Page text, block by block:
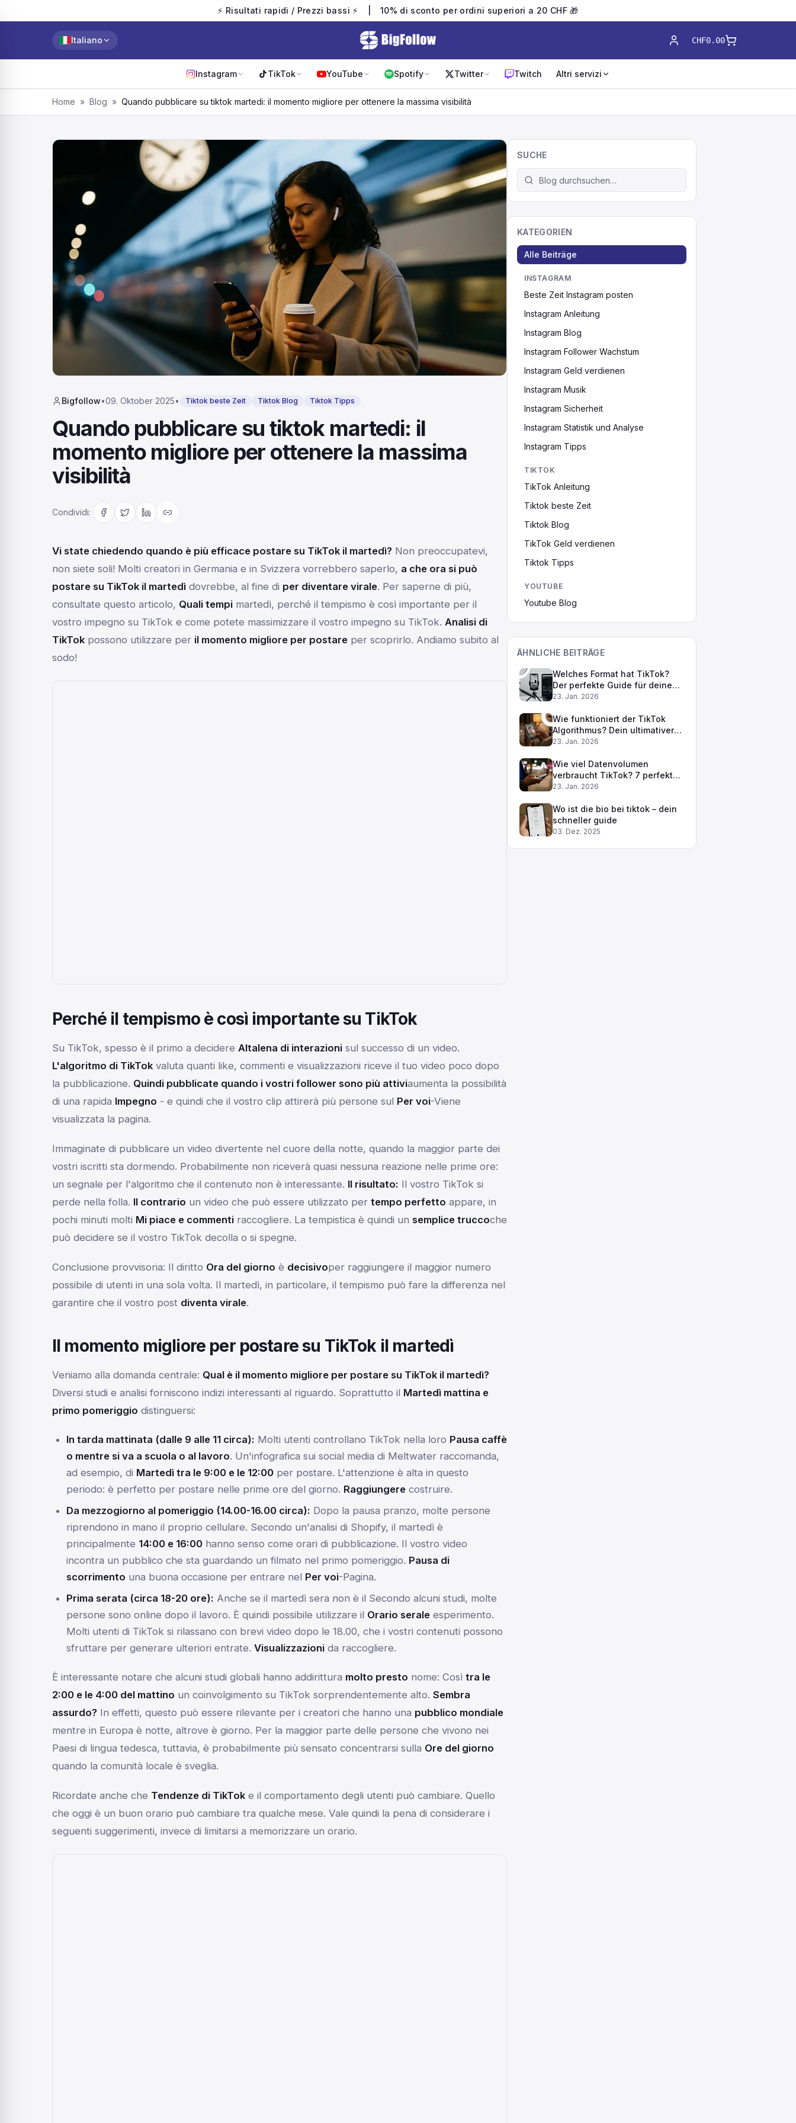
⚡ Risultati rapidi / Prezzi bassi ⚡ 10% di sconto per ordini superiori a 20 CHF 🎁
Italiano CHF0.00
Instagram TikTok YouTube Spotify Twitter Twitch Altri servizi
Home » Blog » Quando pubblicare su tiktok martedi: il momento migliore per ottenere la massima visibilità
Bigfollow•09. Oktober 2025• Tiktok beste Zeit Tiktok Blog Tiktok Tipps
Quando pubblicare su tiktok martedi: il
momento migliore per ottenere la massima
visibilità
Condividi:
Vi state chiedendo quando è più efficace postare su TikTok il martedì? Non preoccupatevi,
non siete soli! Molti creatori in Germania e in Svizzera vorrebbero saperlo, a che ora si può
postare su TikTok il martedì dovrebbe, al fine di per diventare virale. Per saperne di più,
consultate questo articolo, Quali tempi martedì, perché il tempismo è così importante per il
vostro impegno su TikTok e come potete massimizzare il vostro impegno su TikTok. Analisi di
TikTok possono utilizzare per il momento migliore per postare per scoprirlo. Andiamo subito al
sodo!
Perché il tempismo è così importante su TikTok
Su TikTok, spesso è il primo a decidere Altalena di interazioni sul successo di un video.
L'algoritmo di TikTok valuta quanti like, commenti e visualizzazioni riceve il tuo video poco dopo
la pubblicazione. Quindi pubblicate quando i vostri follower sono più attiviaumenta la possibilità
di una rapida Impegno - e quindi che il vostro clip attirerà più persone sul Per voi-Viene
visualizzata la pagina.
Immaginate di pubblicare un video divertente nel cuore della notte, quando la maggior parte dei
vostri iscritti sta dormendo. Probabilmente non riceverà quasi nessuna reazione nelle prime ore:
un segnale per l'algoritmo che il contenuto non è interessante. Il risultato: Il vostro TikTok si
perde nella folla. Il contrario un video che può essere utilizzato per tempo perfetto appare, in
pochi minuti molti Mi piace e commenti raccogliere. La tempistica è quindi un semplice truccoche
può decidere se il vostro TikTok decolla o si spegne.
Conclusione provvisoria: Il diritto Ora del giorno è decisivoper raggiungere il maggior numero
possibile di utenti in una sola volta. Il martedì, in particolare, il tempismo può fare la differenza nel
garantire che il vostro post diventa virale.
Il momento migliore per postare su TikTok il martedì
Veniamo alla domanda centrale: Qual è il momento migliore per postare su TikTok il martedì?
Diversi studi e analisi forniscono indizi interessanti al riguardo. Soprattutto il Martedì mattina e
primo pomeriggio distinguersi:
In tarda mattinata (dalle 9 alle 11 circa): Molti utenti controllano TikTok nella loro Pausa caffè
o mentre si va a scuola o al lavoro. Un'infografica sui social media di Meltwater raccomanda,
ad esempio, di Martedì tra le 9:00 e le 12:00 per postare. L'attenzione è alta in questo
periodo: è perfetto per postare nelle prime ore del giorno. Raggiungere costruire.
Da mezzogiorno al pomeriggio (14.00-16.00 circa): Dopo la pausa pranzo, molte persone
riprendono in mano il proprio cellulare. Secondo un'analisi di Shopify, il martedì è
principalmente 14:00 e 16:00 hanno senso come orari di pubblicazione. Il vostro video
incontra un pubblico che sta guardando un filmato nel primo pomeriggio. Pausa di
scorrimento una buona occasione per entrare nel Per voi-Pagina.
Prima serata (circa 18-20 ore): Anche se il martedì sera non è il Secondo alcuni studi, molte
persone sono online dopo il lavoro. È quindi possibile utilizzare il Orario serale esperimento.
Molti utenti di TikTok si rilassano con brevi video dopo le 18.00, che i vostri contenuti possono
sfruttare per generare ulteriori entrate. Visualizzazioni da raccogliere.
È interessante notare che alcuni studi globali hanno addirittura molto presto nome: Così tra le
2:00 e le 4:00 del mattino un coinvolgimento su TikTok sorprendentemente alto. Sembra
assurdo? In effetti, questo può essere rilevante per i creatori che hanno una pubblico mondiale
mentre in Europa è notte, altrove è giorno. Per la maggior parte delle persone che vivono nei
Paesi di lingua tedesca, tuttavia, è probabilmente più sensato concentrarsi sulla Ore del giorno
quando la comunità locale è sveglia.
Ricordate anche che Tendenze di TikTok e il comportamento degli utenti può cambiare. Quello
che oggi è un buon orario può cambiare tra qualche mese. Vale quindi la pena di considerare i
seguenti suggerimenti, invece di limitarsi a memorizzare un orario.
SUCHE
KATEGORIEN
Alle Beiträge
INSTAGRAM
Beste Zeit Instagram posten
Instagram Anleitung
Instagram Blog
Instagram Follower Wachstum
Instagram Geld verdienen
Instagram Musik
Instagram Sicherheit
Instagram Statistik und Analyse
Instagram Tipps
TIKTOK
TikTok Anleitung
Tiktok beste Zeit
Tiktok Blog
TikTok Geld verdienen
Tiktok Tipps
YOUTUBE
Youtube Blog
ÄHNLICHE BEITRÄGE
Welches Format hat TikTok?
Der perfekte Guide für deine
Videos
23. Jan. 2026
Wie funktioniert der TikTok
Algorithmus? Dein ultimativer
Guide für mehr Reichweite
23. Jan. 2026
Wie viel Datenvolumen
verbraucht TikTok? 7 perfekte
Tipps
23. Jan. 2026
Wo ist die bio bei tiktok – dein
schneller guide
03. Dez. 2025